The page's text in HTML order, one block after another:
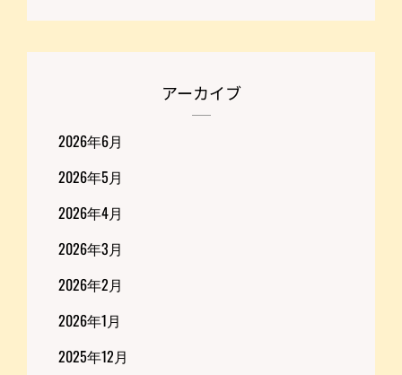
アーカイブ
2026年6月
2026年5月
2026年4月
2026年3月
2026年2月
2026年1月
2025年12月